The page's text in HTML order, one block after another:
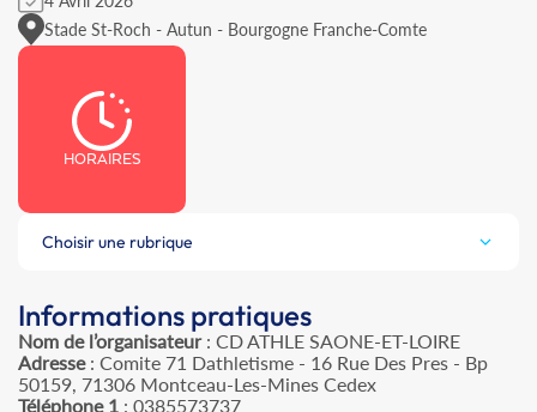
Stade St-Roch - Autun - Bourgogne Franche-Comte
HORAIRES
Choisir une rubrique
Informations pratiques
Nom de l’organisateur: CD ATHLE SAONE-ET-LOIRE
Adresse: Comite 71 Dathletisme - 16 Rue Des Pres - Bp
50159, 71306 Montceau-Les-Mines Cedex
Téléphone 1 : 0385573737